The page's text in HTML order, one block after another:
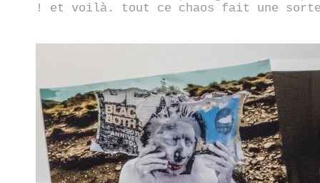
! et voilà. tout ce chaos fait une